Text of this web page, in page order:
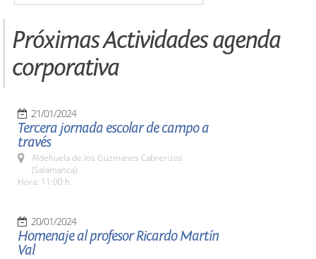
Próximas Actividades agenda
corporativa
21/01/2024
Tercera jornada escolar de campo a
través
Aldehuela de los Guzmanes Cabrerizos
(Salamanca)
Hora: 11:00 h.
20/01/2024
Homenaje al profesor Ricardo Martín
Val